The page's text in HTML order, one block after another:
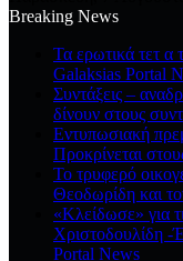
Breaking News
Τα ερωτικά τετ
Galaksias Portal
Συντάξεις –
δίνουν στους
Εντυπωσιακή
Προκρίνεται
Το τρυφερό
Θεοδωρίδη και
«Κλείδωσε» για
Χριστοδουλίδη
Portal News